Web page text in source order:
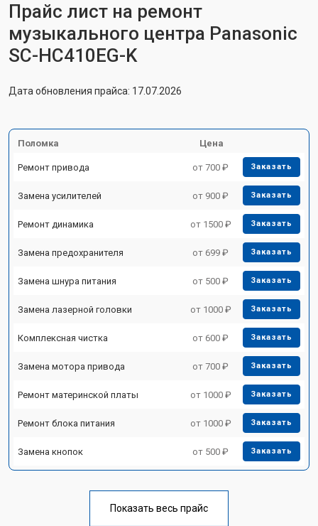
Прайс лист на ремонт
музыкального центра Panasonic
SC-HC410EG-K
Дата обновления прайса: 17.07.2026
Поломка Цена
Ремонт привода от 700 ₽ Заказать
Замена усилителей от 900 ₽ Заказать
Ремонт динамика от 1500 ₽ Заказать
Замена предохранителя от 699 ₽ Заказать
Замена шнура питания от 500 ₽ Заказать
Замена лазерной головки от 1000 ₽ Заказать
Комплексная чистка от 600 ₽ Заказать
Замена мотора привода от 700 ₽ Заказать
Ремонт материнской платы от 1000 ₽ Заказать
Ремонт блока питания от 1000 ₽ Заказать
Замена кнопок от 500 ₽ Заказать
Показать весь прайс